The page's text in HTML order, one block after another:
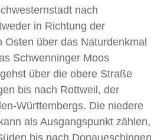
nach
in Richtung der
Osten über das Naturdenkmal
Schwenninger Moos
über die obere Straße
bis nach Rottweil, der
Württembergs. Die niedere
als Ausgangspunkt zählen,